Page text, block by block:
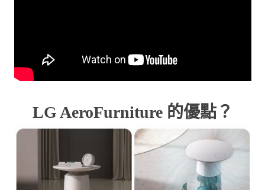
LG AeroFurniture 的優點？